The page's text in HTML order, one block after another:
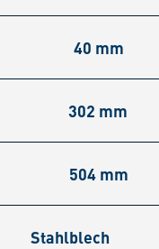
40 mm
302 mm
504 mm
Stahlblech